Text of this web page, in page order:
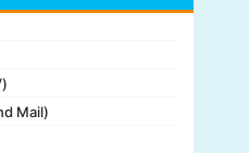
News)
Mail)